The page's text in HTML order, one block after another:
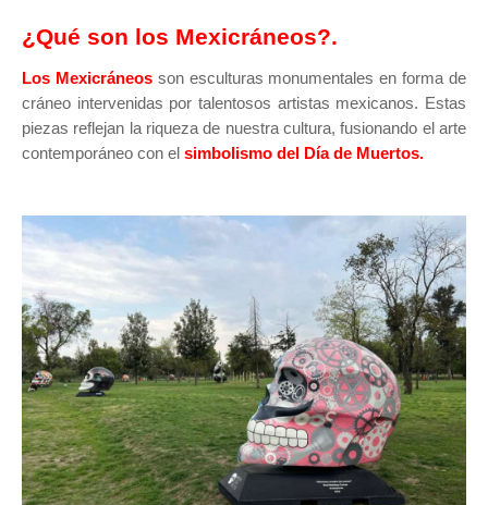
¿Qué son los Mexicráneos?.
Los Mexicráneosson esculturas monumentales en forma de
cráneo intervenidas por talentosos artistas mexicanos. Estas
piezas reflejan la riqueza de nuestra cultura, fusionando el arte
contemporáneo con el simbolismo del Día de Muertos.